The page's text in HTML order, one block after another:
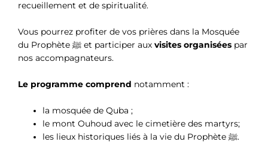
recueillement et de spiritualité.
Vous pourrez profiter de vos prières dans la Mosquée
du Prophète ﷺ et participer aux visites organisées par
nos accompagnateurs.
Le programme comprend notamment :
la mosquée de Quba ;
le mont Ouhoud avec le cimetière des martyrs;
les lieux historiques liés à la vie du Prophète ﷺ.